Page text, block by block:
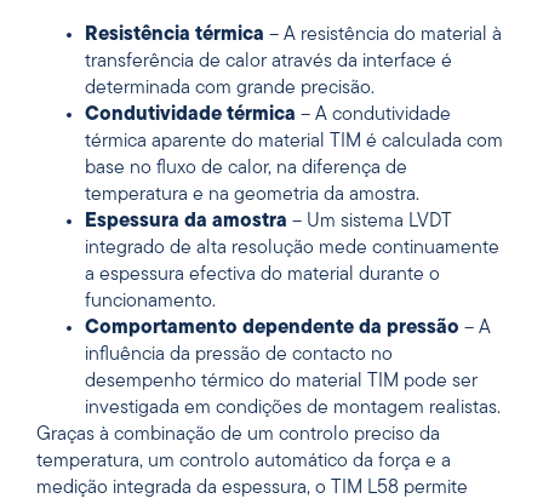
Resistência térmica – A resistência do material à
transferência de calor através da interface é
determinada com grande precisão.
Condutividade térmica – A condutividade
térmica aparente do material TIM é calculada com
base no fluxo de calor, na diferença de
temperatura e na geometria da amostra.
Espessura da amostra – Um sistema LVDT
integrado de alta resolução mede continuamente
a espessura efectiva do material durante o
funcionamento.
Comportamento dependente da pressão – A
influência da pressão de contacto no
desempenho térmico do material TIM pode ser
investigada em condições de montagem realistas.
Graças à combinação de um controlo preciso da
temperatura, um controlo automático da força e a
medição integrada da espessura, o TIM L58 permite